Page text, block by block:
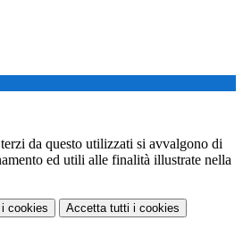
da questo utilizzati si avvalgono di
ed utili alle finalità illustrate nella
i cookies Accetta tutti i cookies